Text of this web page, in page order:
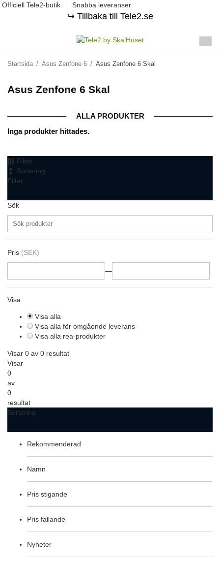
Officiell Tele2-butik Snabba leveranser
↪️ Tillbaka till Tele2.se
Startsida / Asus Zenfone 6 / Asus Zenfone 6 Skal
Asus Zenfone 6 Skal
ALLA PRODUKTER
Inga produkter hittades.
Filter
Sortering
Filter
Sök
Pris (SEK)
—
Visa
Visa alla
Visa alla för omgående leverans
Visa alla rea-produkter
Visar 0 av 0 resultat
Visar
0
av
0
resultat
Sortering
Rekommenderad
Namn
Pris stigande
Pris fallande
Nyheter